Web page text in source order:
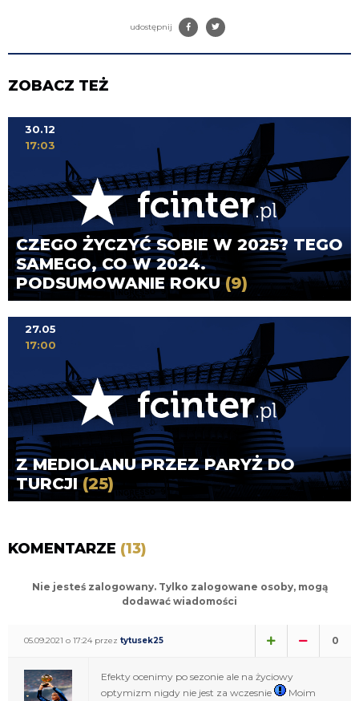
udostępnij
ZOBACZ TEŻ
CZEGO ŻYCZYĆ SOBIE W 2025? TEGO
SAMEGO, CO W 2024.
PODSUMOWANIE ROKU (9)
30.12
17:03
Z MEDIOLANU PRZEZ PARYŻ DO
TURCJI(25)
27.05
17:00
KOMENTARZE (13)
Nie jesteś zalogowany. Tylko zalogowane osoby, mogą
dodawać wiadomości
05.09.2021 o 17:24 przez tytusek25 0
Efekty ocenimy po sezonie ale na życiowy
optymizm nigdy nie jest za wczesnie
Moim